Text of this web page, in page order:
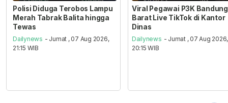
Polisi Diduga Terobos Lampu
Merah Tabrak Balita hingga
Tewas
Dailynews - Jumat , 07 Aug 2026,
21:15 WIB
Viral Pegawai P3K Bandung
Barat Live TikTok di Kantor
Dinas
Dailynews - Jumat , 07 Aug 2026,
20:15 WIB